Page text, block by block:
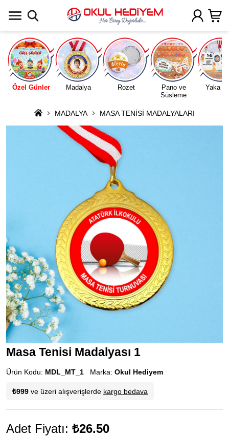
Özel Günler Madalya Rozet
Pano ve
Süsleme
Yaka
MADALYA MASA TENİSİ MADALYALARI
Masa Tenisi Madalyası 1
Ürün Kodu: MDL_MT_1 Marka: Okul Hediyem
₺999 ve üzeri alışverişlerde kargo bedava
Adet Fiyatı: ₺26.50
Uygulamada Aç